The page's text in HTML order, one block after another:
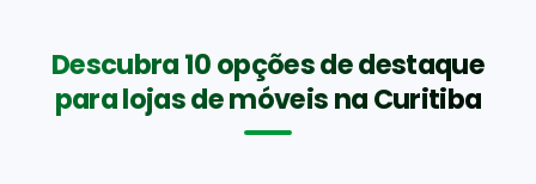
Descubra 10 opções de destaque
para lojas de móveis na Curitiba